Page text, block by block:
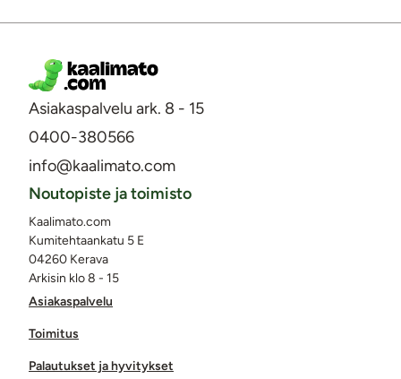
Asiakaspalvelu ark. 8 - 15
0400-380566
info@kaalimato.com
Asiakaspalvelu
Toimitus
Palautukset ja hyvitykset
Noutopiste ja toimisto
Kaalimato.com
Kumitehtaankatu 5 E
04260 Kerava
Arkisin klo 8 - 15